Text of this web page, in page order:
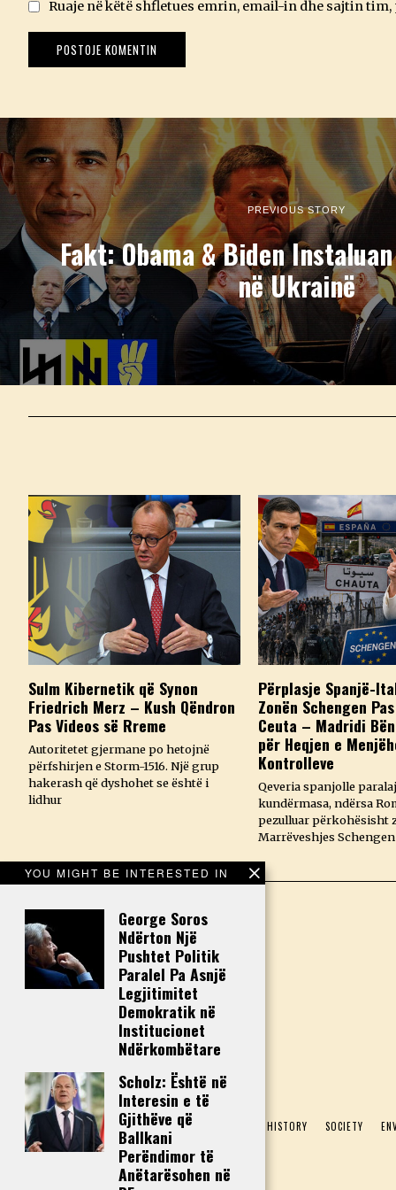
Ruaje në këtë shfletues emrin, email-in dhe sajtin
PREVIOUS STORY
Fakt: Obama & Biden
në Ukrainë
Sulm Kibernetik që Synon
Friedrich Merz – Kush Qëndron
Pas Videos së Rreme
Autoritetet gjermane po hetojnë
përfshirjen e Storm-1516. Një grup
hakerash që dyshohet se është i
lidhur
Përplasje Spanjë-
Zonën Schengen
Ceuta – Madridi
për Heqjen e
Kontrolleve
Qeveria spanjolle
kundërmasa, ndërsa
pezulluar përkohësisht
Marrëveshjes
YOU MIGHT BE INTERESTED IN
George Soros
Ndërton Një
Pushtet Politik
Paralel Pa Asnjë
Legjitimitet
Demokratik në
Institucionet
Ndërkombëtare
Scholz: Është në
Interesin e të
Gjithëve që
Ballkani
Perëndimor të
Anëtarësohen në
HOME POLITICS ECONOMY HISTORY SOCIETY